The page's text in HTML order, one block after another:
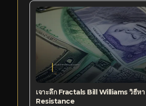
เจาะลึก Fractals Bill Williams วิธีห
Resistance